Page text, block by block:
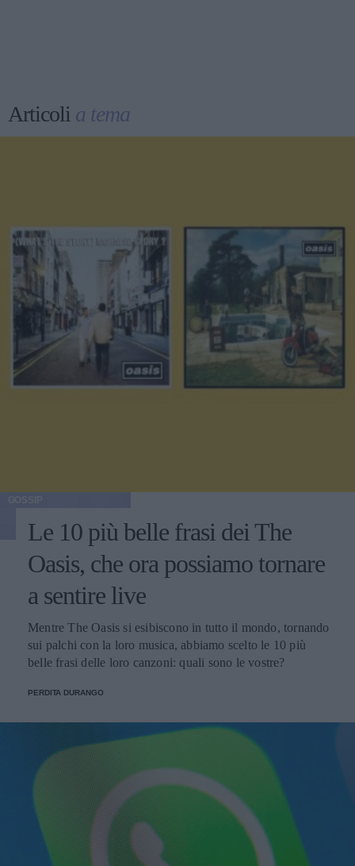
Articoli a tema
Le 10 più belle frasi dei The
Oasis, che ora possiamo tornare
a sentire live
Mentre The Oasis si esibiscono in tutto il mondo, tornando
sui palchi con la loro musica, abbiamo scelto le 10 più
belle frasi delle loro canzoni: quali sono le vostre?
PERDITA DURANGO